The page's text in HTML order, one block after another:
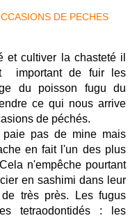
et cultiver la chasteté il
important de fuir les
du poisson fugu du
ce qui nous arrive
de péchés.
pas de mine mais
en fait l'un des plus
n'empêche pourtant
en sashimi dans leur
très près. Les fugus
tetraodontidés : les